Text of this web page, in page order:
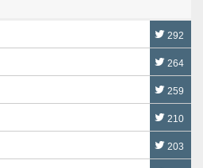
292
264
259
210
203